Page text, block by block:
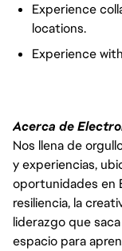
Experience
locations.
Experience
Acerca de
Nos llena de
y experiencias,
oportunidades en
resiliencia, la
liderazgo que
espacio para